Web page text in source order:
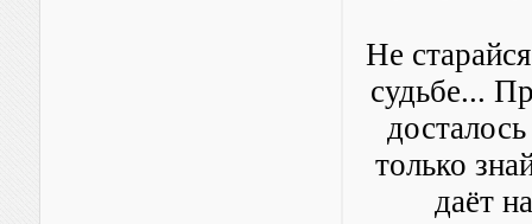
Не
судьбе...
только
даёт